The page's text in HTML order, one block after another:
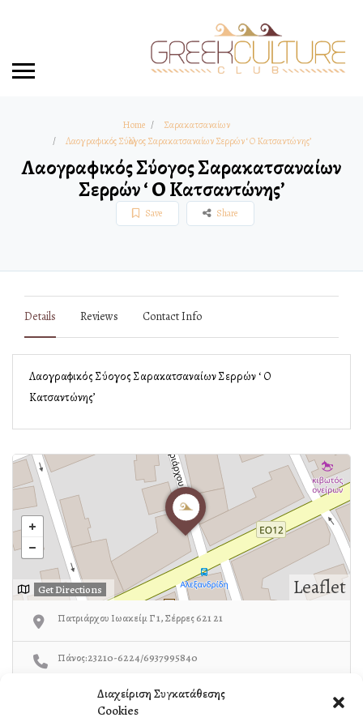
Διαχείριση Συγκατάθεσης
Cookies
Home
Σαρακατσαναίων
Λαογραφικός Σύλλογος Σαρακατσαναίων Σερρών ‘ Ο Κατσαντώνης’
Λαογραφικός Σύλλογος Σαρακατσαναίων
Σερρών ‘ Ο Κατσαντώνης’
Save Share
Details Reviews Contact Info
Λαογραφικός Σύλλογος Σαρακατσαναίων Σερρών ‘ Ο
Κατσαντώνης’
Leaflet
Get Directions
Πατριάρχου Ιωακείμ Γ 1, Σέρρες 621 21
Πάνος:23210-6224/6937995840
https://katsantonisserron.gr/